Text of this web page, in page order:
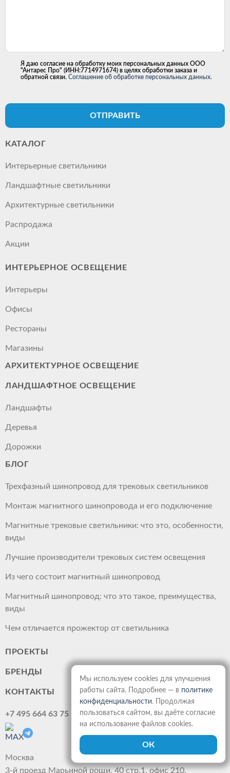
Я даю согласие на обработку моих персональных данных ООО
"Антарес Про" (ИНН:7714971674) в целях обработки заказа и
обратной связи. Соглашение об обработке персональных данных.
ОТПРАВИТЬ
КАТАЛОГ
Интерьерные светильники
Ландшафтные светильники
Архитектурные светильники
Распродажа
Акции
ИНТЕРЬЕРНОЕ ОСВЕЩЕНИЕ
Интерьеры
Офисы
Рестораны
Магазины
АРХИТЕКТУРНОЕ ОСВЕЩЕНИЕ
ЛАНДШАФТНОЕ ОСВЕЩЕНИЕ
Ландшафты
Деревья
Дорожки
БЛОГ
Трехфазный шинопровод для трековых светильников
Монтаж магнитного шинопровода и его подключение
Магнитные трековые светильники: что это, особенности,
виды
Лучшие производители трековых систем освещения
Из чего состоит магнитный шинопровод
Магнитный шинопровод: что это такое, преимущества,
виды
Чем отличается прожектор от светильника
ПРОЕКТЫ
БРЕНДЫ
КОНТАКТЫ
+7 495 664 63 75
Москва
3-й проезд Марьиной рощи, 40 стр.1, офис 210.
Мы используем cookies для улучшения
работы сайта. Подробнее — в политике
конфиденциальности. Продолжая
пользоваться сайтом, вы даёте согласие
на использование файлов cookies.